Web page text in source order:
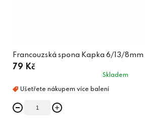
Francouzská spona Kapka 6/13/
79 Kč
Skladem